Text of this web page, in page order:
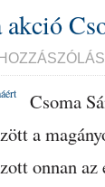
Csoma
a
onnan